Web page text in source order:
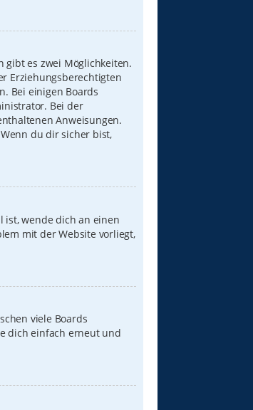
gibt es zwei Möglichkeiten.
Erziehungsberechtigten
Bei einigen Boards
Bei der
Anweisungen.
du dir sicher bist,
ist, wende dich an einen
mit der Website vorliegt,
viele Boards
dich einfach erneut und